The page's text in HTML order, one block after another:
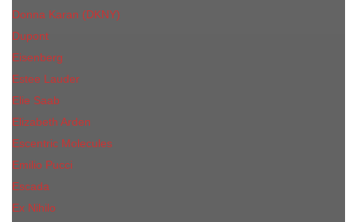
Donna Karan (DKNY)
Dupont
Eisenberg
Еsteе Lаudеr
Elie Saab
Elizabeth Arden
Escentric Molecules
Emilio Pucci
Escada
Ex Nihilo